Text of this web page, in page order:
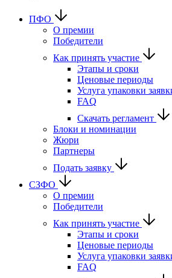
ПФО
О премии
Победители
Как принять участие
Этапы и сроки
Ценовые периоды
Услуга упаковки
FAQ
Скачать регламент
Блоки и номинации
Жюри
Партнеры
Подать заявку
СЗФО
О премии
Победители
Как принять участие
Этапы и сроки
Ценовые периоды
Услуга упаковки
FAQ